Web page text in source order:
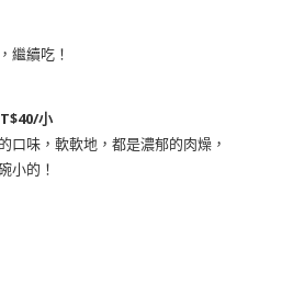
繼續吃！
小
口味，軟軟地，都是濃郁的肉燥，
小的！